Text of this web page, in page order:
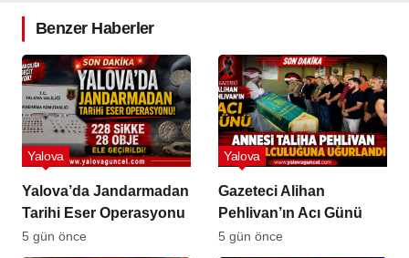
Benzer Haberler
Yalova’da Jandarmadan
Tarihi Eser Operasyonu
Yalova
5 gün önce
Gazeteci Alihan
Pehlivan’ın Acı Günü
Yalova
5 gün önce